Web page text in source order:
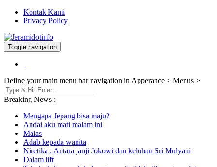
Kontak Kami
Privacy Policy
Jeramidotinfo
Berita dan Informasi Terkini
Toggle navigation
Define your main menu bar navigation in Apperance > Menus >
Breaking News :
Mengapa Jepang bisa maju?
Andai aku mati malam ini
Malas
Adab kepada wanita
Niretika : Antara janji Jokowi dan keluhan Sri Mulyani
Dalam lift